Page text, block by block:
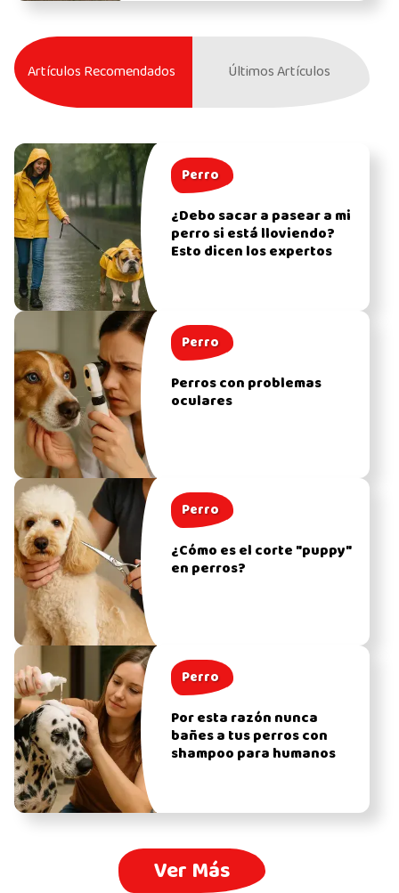
Artículos Recomendados Últimos Artículos
Perro
¿Debo sacar a pasear a mi
perro si está lloviendo?
Esto dicen los expertos
Perro
Perros con problemas
oculares
Perro
¿Cómo es el corte "puppy"
en perros?
Perro
Por esta razón nunca
bañes a tus perros con
shampoo para humanos
Ver Más